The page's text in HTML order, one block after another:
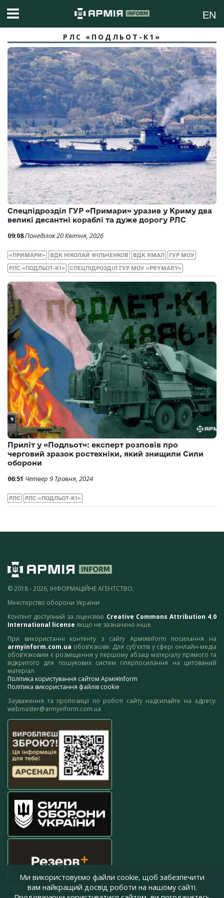
EN
РЛС «ПОДЛЬОТ-К1»
Спецпідрозділ ГУР «Примари» уразив у Криму два
великі десантні кораблі та дуже дорогу РЛС
09:08Понеділок 20 Квітня, 2026
«ПРИМАРИ» ВДК НІКОЛАЙ ФІЛЬЧЕНКОВ ВДК ЯМАЛ ГУР МОУ
РЛС «ПОДЛЬОТ-К1» СПЕЦПІДРОЗДІЛ ГУР МОУ «PRYMARY»
Приліт у «Подльот»: експерт розповів про
черговий зразок ростехніки, який знищили Сили
оборони
06:51 Четвер 9 Травня, 2024
РЛС РЛС «ПОДЛЬОТ-К1»
© 2018 - 2026, ІНФОРМАЦІЙНЕ АГЕНТСТВО,
Міністерство оборони України
Контент доступний за ліцензією Creative Commons Attribution 4.0
International license якщо не зазначено інше.
При використанні контенту з сайту АрміяInform посилання на
armyinform.com.ua обов’язкове. Для суб’єктів у сфері онлайн-медіа
обов’язковим є розміщення у першому абзаці матеріалу прямого та
відкритого для пошукових систем гіперпосилання на цитований
матеріал.
Політика користування сайтом АрміяInform
Політика використання файлів cookie
Зауваження та пропозиції по роботі сайту надсилайте на адресу:
webmaster@armyinform.com.ua
Ми використовуємо файли cookie, щоб забезпечити
вам найкращий досвід роботи на нашому сайті.